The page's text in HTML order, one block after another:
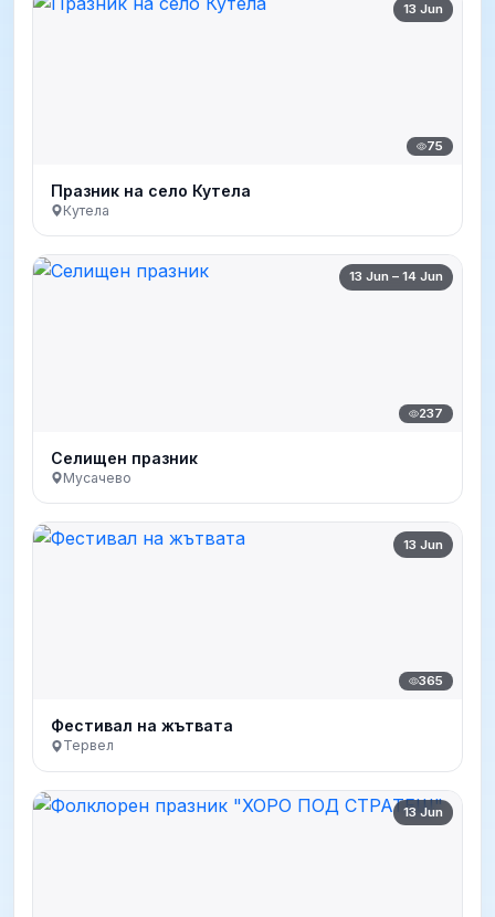
13 Jun
75
Празник на село Кутела
Кутела
13 Jun – 14 Jun
237
Селищен празник
Мусачево
13 Jun
365
Фестивал на жътвата
Тервел
13 Jun